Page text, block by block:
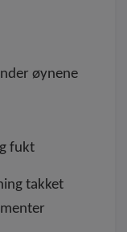
øynene
fukt
takket